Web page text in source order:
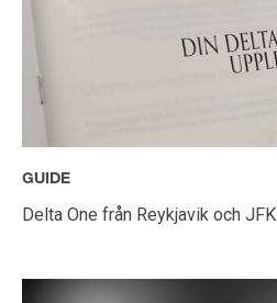
GUIDE
Delta One från Reykjavik och JFK